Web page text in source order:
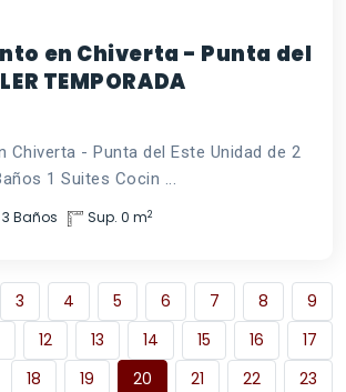
en Chiverta - Punta del
TEMPORADA
Chiverta - Punta del Este Unidad de 2
1 Suites Cocin ...
3 Baños Sup. 0 m2
3 4 5 6 7 8
9
12 13 14 15 16
17
18
19 20 21 22 23